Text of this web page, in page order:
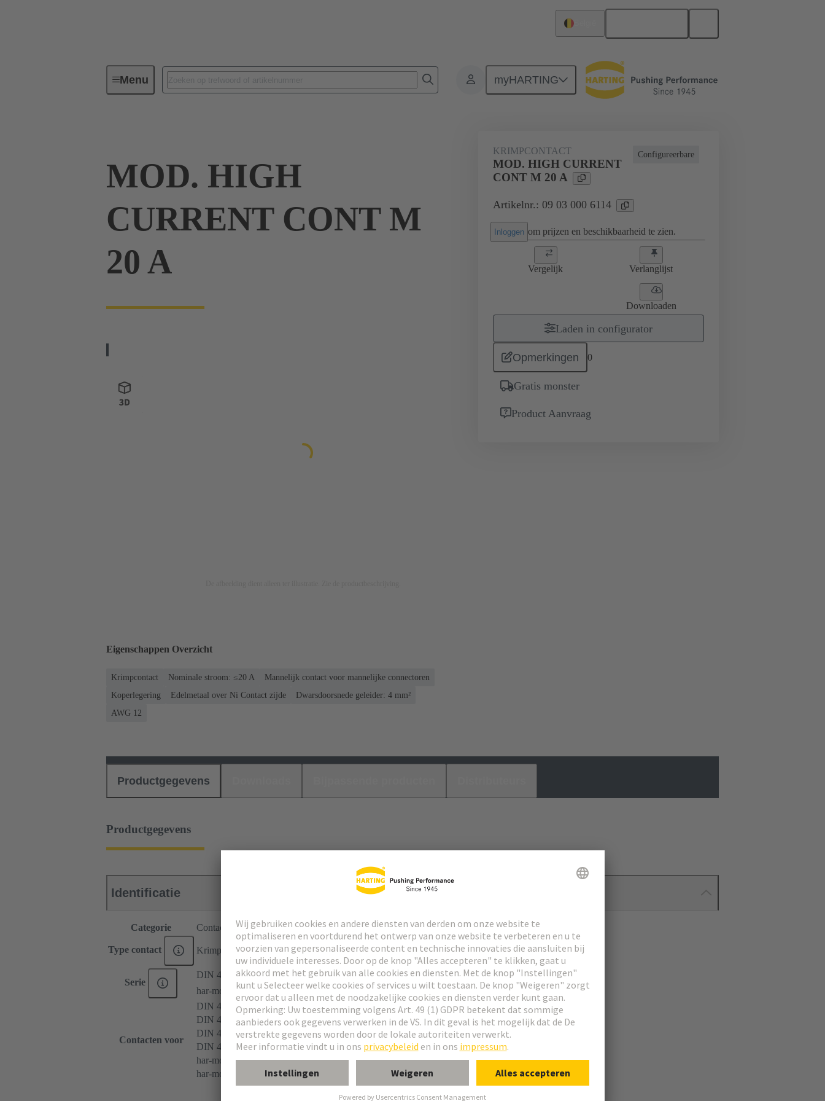
Menu myHARTING
Serie
MOD. HIGH
CURRENT CONT M
20 A
Configureerbare
KRIMPCONTACT
MOD. HIGH CURRENT
CONT M 20 A
Artikelnr.: 09 03 000 6114
Inloggen om prijzen en beschikbaarheid te zien.
Vergelijk Verlanglijst
Downloaden
Laden in configurator
Opmerkingen 0
Gratis monster
Product Aanvraag
Eigenschappen Overzicht
Krimpcontact Nominale stroom: ≤20 A
Mannelijk contact voor mannelijke connectoren
Koperlegering
Edelmetaal over Ni Contact zijde
Dwarsdoorsnede geleider: 4 mm²
AWG 12
Productgegevens
Productgegevens
Identificatie
Categorie Contacten
Type contact Krimpcontact
Serie
DIN 41612
har-modular®
Contacten voor
DIN 41612 Type M
DIN 41612 Type M invers
DIN 41612 Type MH 21+5
DIN 41612 Bauform M 0+2
har-modular® M-module, mannelijk, haaks
har-modular® M-module, mannelijk, recht